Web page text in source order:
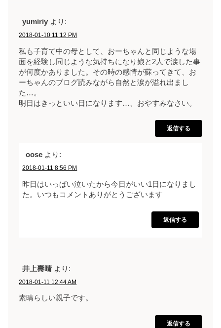
yumiriy より:
2018-01-10 11:12 PM
私も子育て中の母として、おーちゃんと同じような場
面を経験し同じような気持ちになり娘と2人で涙した事
が何度かありました。その時の感情が蘇ってきて、お
ーちゃんのブログ読みながら自然と涙が溢れ出まし
た…。
明日はきっといい日になります…、おやすみなさい。
返信する
oose より:
2018-01-11 8:56 PM
昨日はいっぱい泣いたから今日がいい1日になりまし
た。いつもコメントありがとうございます
返信する
井上壽晴 より:
2018-01-11 12:44 AM
素晴らしい親子です。
返信する